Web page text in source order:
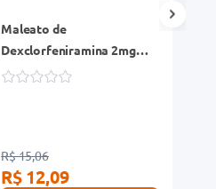
Maleato de
Dexclorfeniramina 2mg
EMS Genérico Caixa 20
R$ 15,06
R$ 12,09